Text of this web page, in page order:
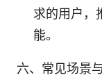
求的用户，
能。
六、常见场景